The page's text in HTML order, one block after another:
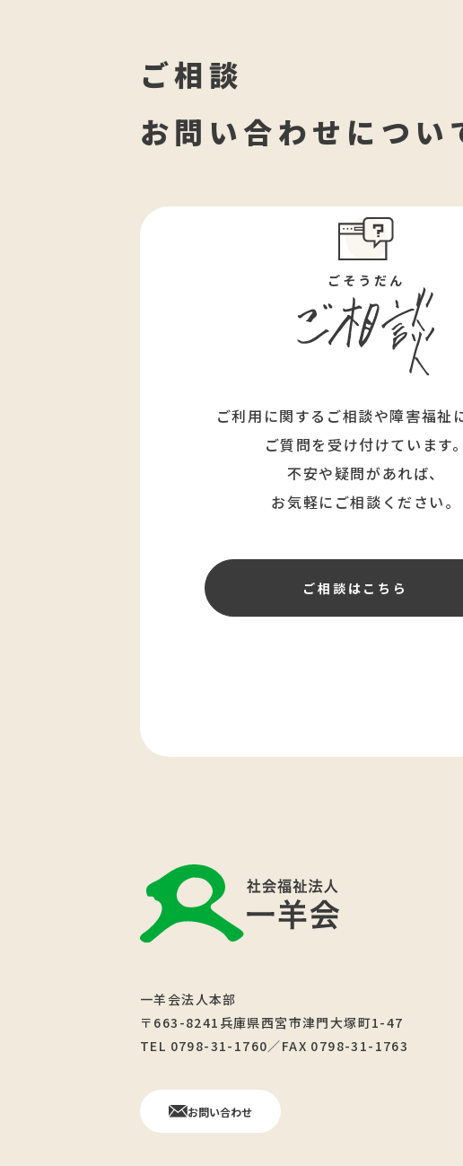
ご相談
お問い合わせについ
ごそうだん
ご利用に関するご相談や障害福祉
ご質問を受け付けています。
不安や疑問があれば、
お気軽にご相談ください。
ご相談はこちら
一羊会法人本部
〒663-8241兵庫県西宮市津門大塚町1-47
TEL 0798-31-1760／FAX 0798-31-1763
お問い合わせ